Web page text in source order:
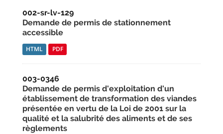
002-sr-lv-129
Demande de permis de stationnement
accessible
HTML PDF
003-0346
Demande de permis d'exploitation d'un
établissement de transformation des viandes
présentée en vertu de la Loi de 2001 sur la
qualité et la salubrité des aliments et de ses
règlements